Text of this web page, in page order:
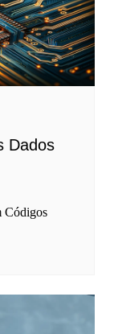
Dados
Códigos